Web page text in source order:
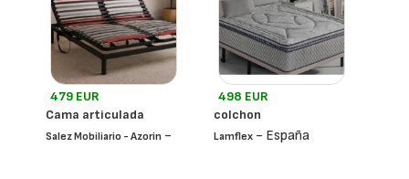
479 EUR
Cama articulada
Salez Mobiliario - Azorin -
498 EUR
colchon
Lamflex - España